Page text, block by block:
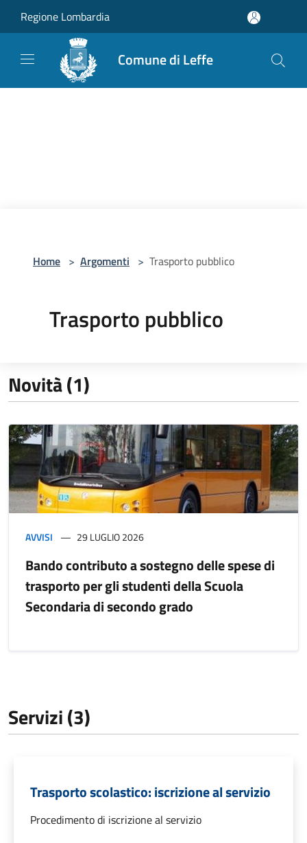
Regione Lombardia
Comune di Leffe
Home > Argomenti > Trasporto pubblico
Trasporto pubblico
Novità (1)
AVVISI 29 LUGLIO 2026
Bando contributo a sostegno delle spese di
trasporto per gli studenti della Scuola
Secondaria di secondo grado
Servizi (3)
Trasporto scolastico: iscrizione al servizio
Procedimento di iscrizione al servizio